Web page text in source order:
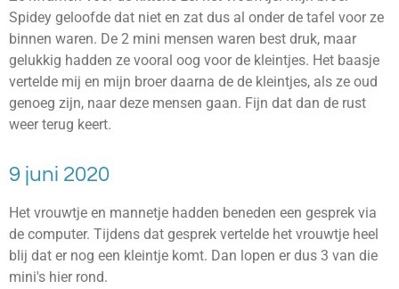
Spidey geloofde dat niet en zat dus al onder de tafel voor ze
binnen waren. De 2 mini mensen waren best druk, maar
gelukkig hadden ze vooral oog voor de kleintjes. Het baasje
vertelde mij en mijn broer daarna de de kleintjes, als ze oud
genoeg zijn, naar deze mensen gaan. Fijn dat dan de rust
weer terug keert.
9 juni 2020
Het vrouwtje en mannetje hadden beneden een gesprek via
de computer. Tijdens dat gesprek vertelde het vrouwtje heel
blij dat er nog een kleintje komt. Dan lopen er dus 3 van die
mini's hier rond.